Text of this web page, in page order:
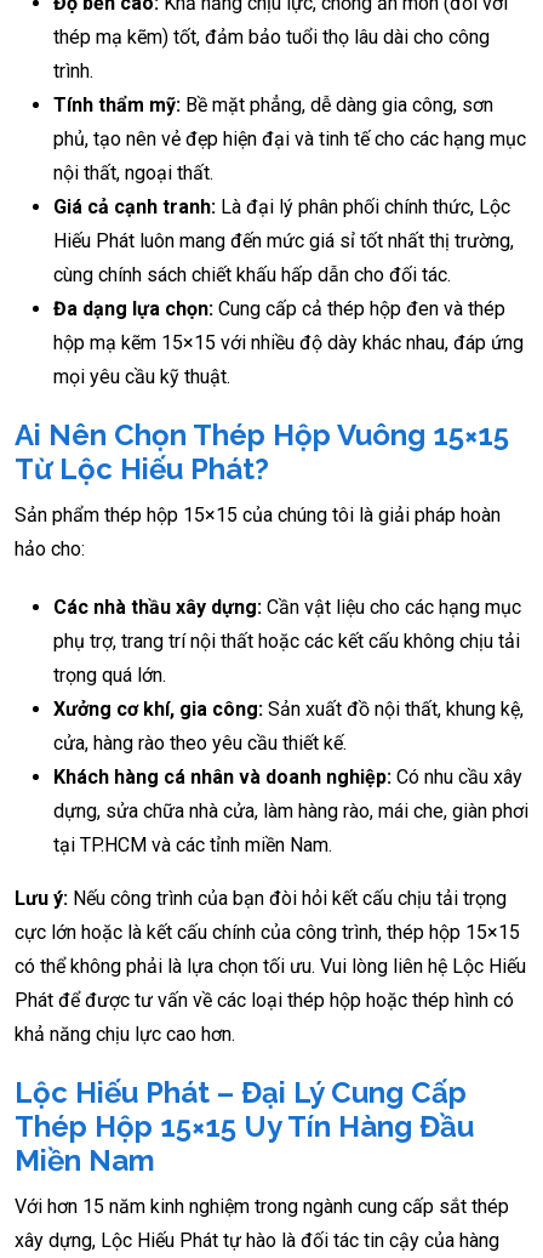
thép mạ kẽm) tốt, đảm bảo tuổi thọ lâu dài cho công
trình.
Tính thẩm mỹ: Bề mặt phẳng, dễ dàng gia công, sơn
phủ, tạo nên vẻ đẹp hiện đại và tinh tế cho các hạng mục
nội thất, ngoại thất.
Giá cả cạnh tranh: Là đại lý phân phối chính thức, Lộc
Hiếu Phát luôn mang đến mức giá sỉ tốt nhất thị trường,
cùng chính sách chiết khấu hấp dẫn cho đối tác.
Đa dạng lựa chọn: Cung cấp cả thép hộp đen và thép
hộp mạ kẽm 15×15 với nhiều độ dày khác nhau, đáp ứng
mọi yêu cầu kỹ thuật.
Ai Nên Chọn Thép Hộp Vuông 15×15
Từ Lộc Hiếu Phát?
Sản phẩm thép hộp 15×15 của chúng tôi là giải pháp hoàn
hảo cho:
Các nhà thầu xây dựng: Cần vật liệu cho các hạng mục
phụ trợ, trang trí nội thất hoặc các kết cấu không chịu tải
trọng quá lớn.
Xưởng cơ khí, gia công: Sản xuất đồ nội thất, khung kệ,
cửa, hàng rào theo yêu cầu thiết kế.
Khách hàng cá nhân và doanh nghiệp: Có nhu cầu xây
dựng, sửa chữa nhà cửa, làm hàng rào, mái che, giàn phơi
tại TP.HCM và các tỉnh miền Nam.
Lưu ý: Nếu công trình của bạn đòi hỏi kết cấu chịu tải trọng
cực lớn hoặc là kết cấu chính của công trình, thép hộp 15×15
có thể không phải là lựa chọn tối ưu. Vui lòng liên hệ Lộc Hiếu
Phát để được tư vấn về các loại thép hộp hoặc thép hình có
khả năng chịu lực cao hơn.
Lộc Hiếu Phát – Đại Lý Cung Cấp
Thép Hộp 15×15 Uy Tín Hàng Đầu
Miền Nam
Với hơn 15 năm kinh nghiệm trong ngành cung cấp sắt thép
xây dựng, Lộc Hiếu Phát tự hào là đối tác tin cậy của hàng